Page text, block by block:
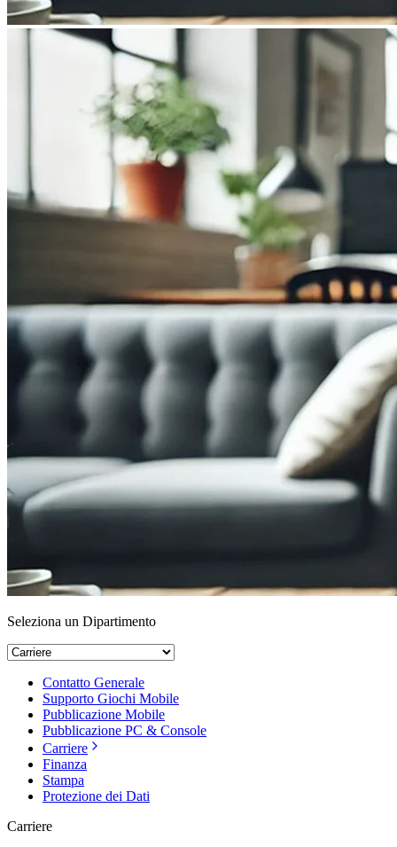
Seleziona un Dipartimento
Contatto Generale
Supporto Giochi Mobile
Pubblicazione Mobile
Pubblicazione PC & Console
Carriere
Finanza
Stampa
Protezione dei Dati
Carriere